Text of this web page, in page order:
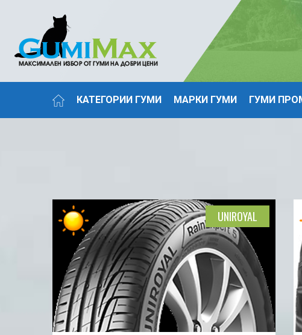
КАТЕГОРИИ ГУМИ МАРКИ ГУМИ ГУМИ
UNIROYAL